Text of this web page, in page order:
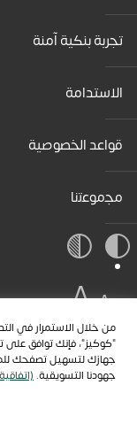
من خلال الاستمرار في
"كوكيز"، فإنك توافق على
جهازك لتسهيل تصفحك
جهودنا التسويقية.
تجربة بنكية آمنة
الاستدامة
قواعد الخصوصية
ﻣﺟﻣوﻋﺗﻧﺎ
A
A
A